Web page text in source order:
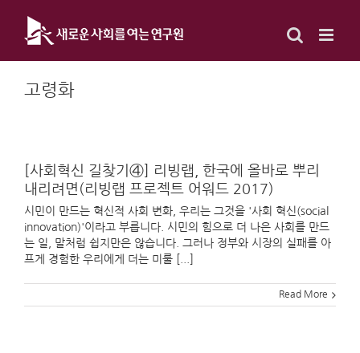
content
고령화
[사회혁신 길찾기④] 리빙랩, 한국에 올바로 뿌리
내리려면(리빙랩 프로젝트 어워드 2017)
시민이 만드는 혁신적 사회 변화, 우리는 그것을 '사회 혁신(social
innovation)'이라고 부릅니다. 시민의 힘으로 더 나은 사회를 만드
는 일, 말처럼 쉽지만은 않습니다. 그러나 정부와 시장의 실패를 아
프게 경험한 우리에게 더는 미룰 [...]
Read More